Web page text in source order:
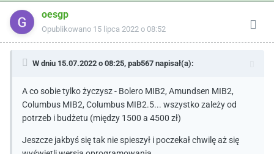
oesgp
Opublikowano 15 lipca 2022 o 08:52
W dniu 15.07.2022 o 08:25, pab567 napisał(a):
A co sobie tylko życzysz - Bolero MIB2, Amundsen MIB2,
Columbus MIB2, Columbus MIB2.5... wszystko zależy od
potrzeb i budżetu (między 1500 a 4500 zł)
Jeszcze jakbyś się tak nie spieszył i poczekał chwilę aż się